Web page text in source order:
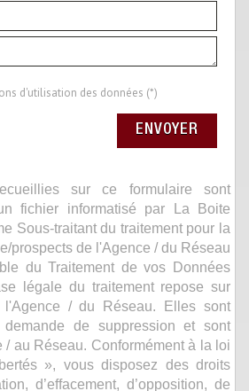
d'utilisation des données (*)
ENVOYER
sur ce formulaire sont
fichier informatisé par La Boite
Sous-traitant du traitement pour la
prospects de l'Agence / du Réseau
du Traitement de vos Données
légale du traitement repose sur
l'Agence / du Réseau. Elles sont
demande de suppression et sont
au Réseau. Conformément à la loi
», vous disposez des droits
d’effacement, d’opposition, de